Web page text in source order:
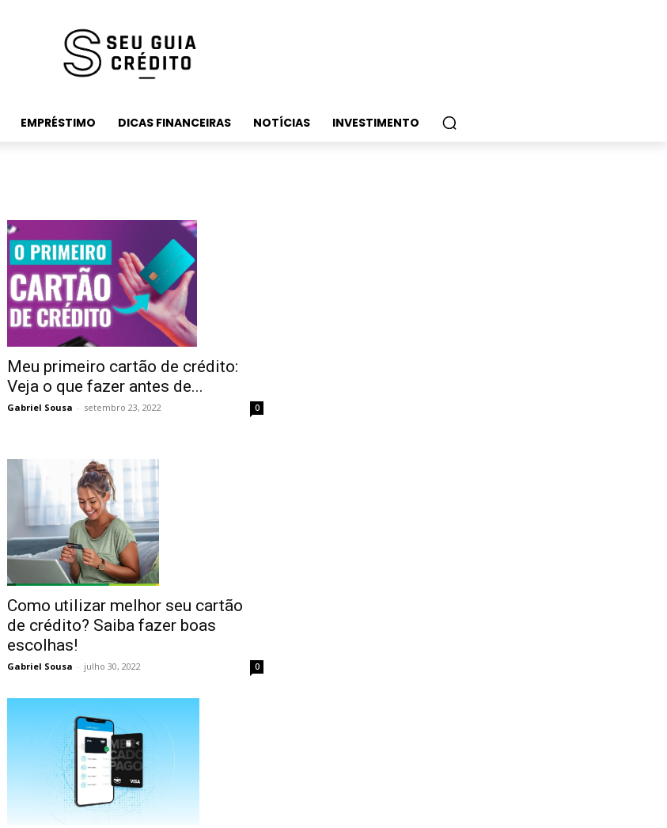
EMPRÉSTIMO DICAS FINANCEIRAS NOTÍCIAS INVESTIMENTO
Meu primeiro cartão de crédito:
Veja o que fazer antes de...
Gabriel Sousa - setembro 23, 2022 0
Como utilizar melhor seu cartão
de crédito? Saiba fazer boas
escolhas!
Gabriel Sousa - julho 30, 2022 0